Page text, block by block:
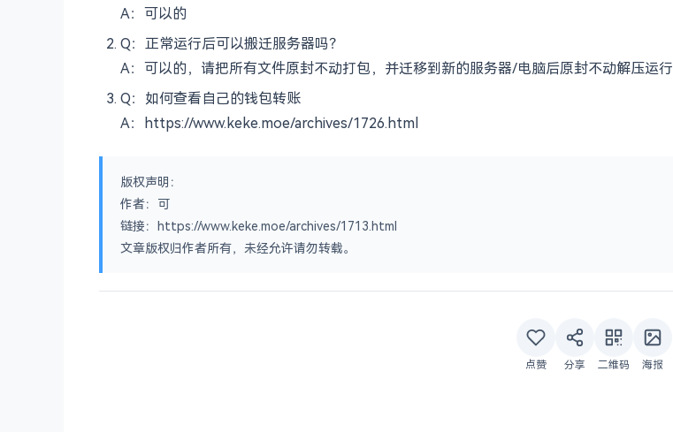
A：可以的
Q：正常运行后可以搬迁服务器吗？
A：可以的，请把所有文件原封不动打包，并迁移到新的服务器/电脑后原封不动解压运行
Q：如何查看自己的钱包转账
A：https://www.keke.moe/archives/1726.html
版权声明：
作者：可
链接：https://www.keke.moe/archives/1713.html
文章版权归作者所有，未经允许请勿转载。
点赞 分享 二维码 海报